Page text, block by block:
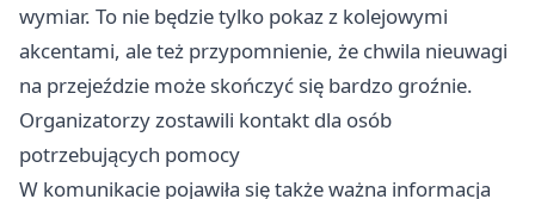
wymiar. To nie będzie tylko pokaz z kolejowymi
akcentami, ale też przypomnienie, że chwila nieuwagi
na przejeździe może skończyć się bardzo groźnie.
Organizatorzy zostawili kontakt dla osób
potrzebujących pomocy
W komunikacie pojawiła się także ważna informacja